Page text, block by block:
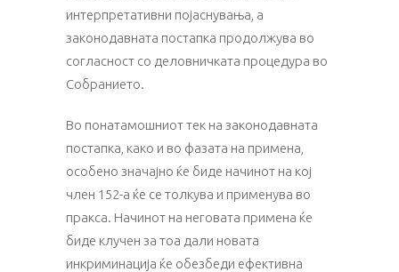
интерпретативни појаснувања, а
законодавната постапка продолжува во
согласност со деловничката процедура во
Собранието.
Во понатамошниот тек на законодавната
постапка, како и во фазата на примена,
особено значајно ќе биде начинот на кој
член 152-а ќе се толкува и применува во
пракса. Начинот на неговата примена ќе
биде клучен за тоа дали новата
инкриминација ќе обезбеди ефективна